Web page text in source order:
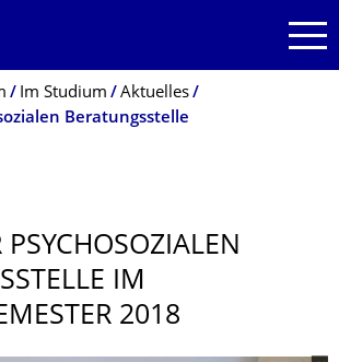
springen
Im Studium
Aktuelles
Beratungsstelle
PSYCHOSOZIALEN
IM
2018